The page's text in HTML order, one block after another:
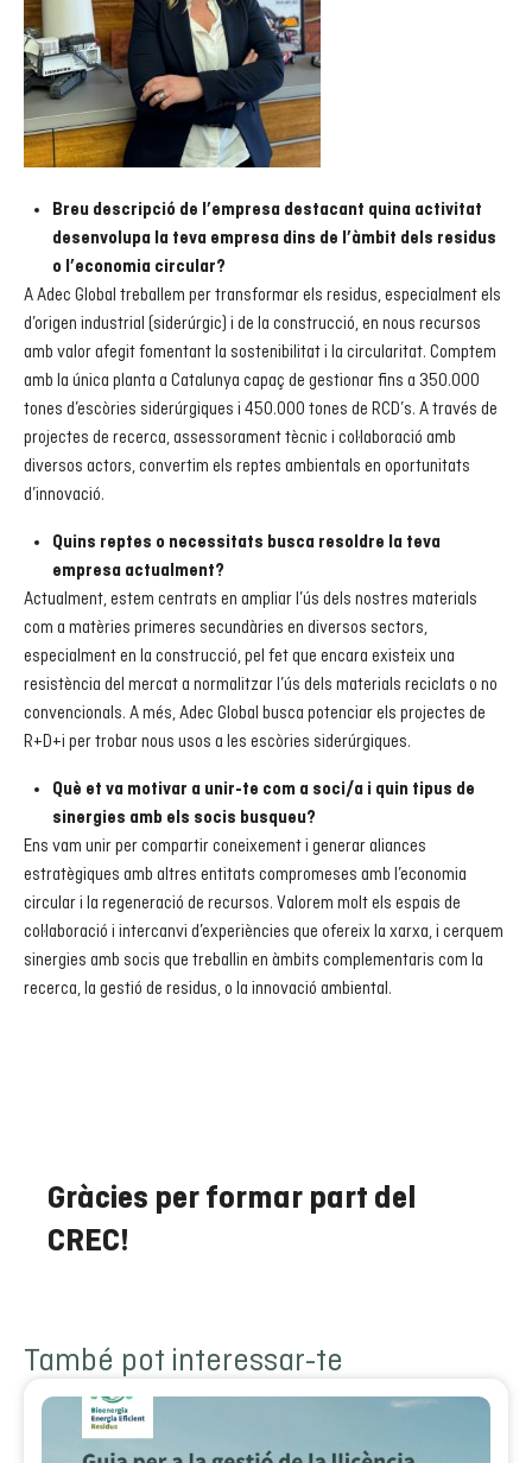
Breu descripció de l’empresa destacant quina activitat
desenvolupa la teva empresa dins de l’àmbit dels residus
o l’economia circular?
A Adec Global treballem per transformar els residus, especialment els
d’origen industrial (siderúrgic) i de la construcció, en nous recursos
amb valor afegit fomentant la sostenibilitat i la circularitat. Comptem
amb la única planta a Catalunya capaç de gestionar fins a 350.000
tones d’escòries siderúrgiques i 450.000 tones de RCD’s. A través de
projectes de recerca, assessorament tècnic i col·laboració amb
diversos actors, convertim els reptes ambientals en oportunitats
d’innovació.
Quins reptes o necessitats busca resoldre la teva
empresa actualment?
Actualment, estem centrats en ampliar l’ús dels nostres materials
com a matèries primeres secundàries en diversos sectors,
especialment en la construcció, pel fet que encara existeix una
resistència del mercat a normalitzar l’ús dels materials reciclats o no
convencionals. A més, Adec Global busca potenciar els projectes de
R+D+i per trobar nous usos a les escòries siderúrgiques.
Què et va motivar a unir-te com a soci/a i quin tipus de
sinergies amb els socis busqueu?
Ens vam unir per compartir coneixement i generar aliances
estratègiques amb altres entitats compromeses amb l’economia
circular i la regeneració de recursos. Valorem molt els espais de
col·laboració i intercanvi d’experiències que ofereix la xarxa, i cerquem
sinergies amb socis que treballin en àmbits complementaris com la
recerca, la gestió de residus, o la innovació ambiental.
Gràcies per formar part del
CREC!
També pot interessar-te